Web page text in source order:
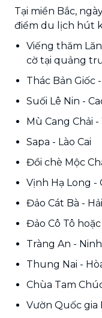
Tại miền Bắc,
điểm du lịch hút
Viếng thăm
cờ tại quảng
Thác Bản Giốc
Suối Lê Nin -
Mù Cang Chải -
Sapa - Lào Cai
Đồi chè Mộc
Vịnh Hạ Long -
Đảo Cát Bà -
Đảo Cô Tô
Tràng An -
Thung Nai -
Chùa Tam
Vườn Quốc gia